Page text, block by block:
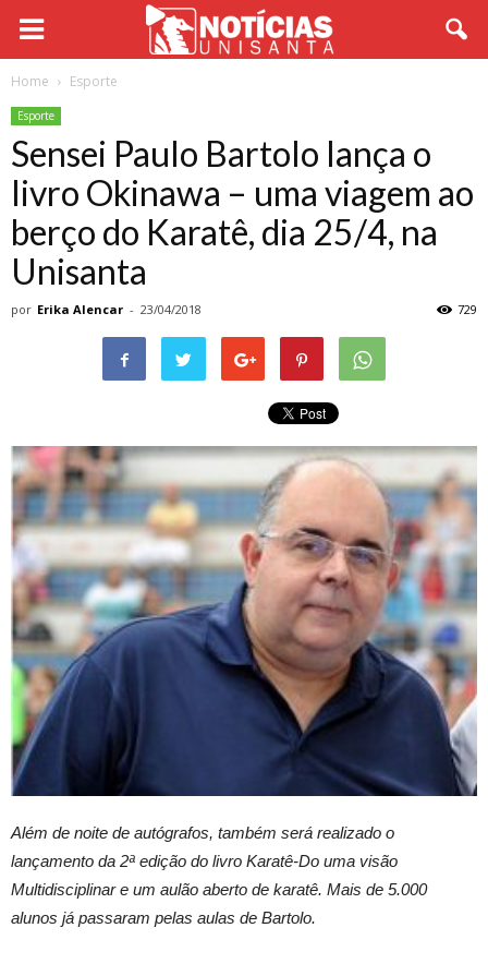
Home Esporte
Esporte
Sensei Paulo Bartolo lança o
livro Okinawa – uma viagem ao
berço do Karatê, dia 25/4, na
Unisanta
por Erika Alencar - 23/04/2018 729
Além de noite de autógrafos, também será realizado o
lançamento da 2ª edição do livro Karatê-Do uma visão
Multidisciplinar e um aulão aberto de karatê. Mais de 5.000
alunos já passaram pelas aulas de Bartolo.